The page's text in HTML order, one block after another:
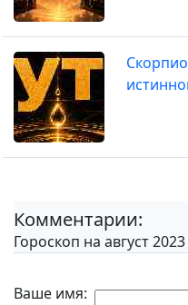
Комментарии:
Гороскоп на август
Ваше имя: